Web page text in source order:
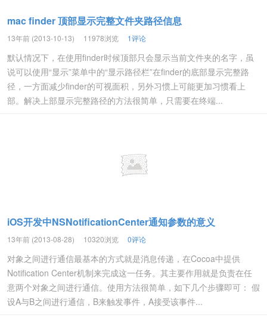
mac finder 顶部显示完整文件夹路径信息
13年前 (2013-10-13) 11978浏览 1评论
默认情况下，在使用finder时候顶部只会显示当前文件夹的名字，虽
说可以使用“显示”菜单中的“显示路径栏”在finder的底部显示完整路
径，一方面减少finder的可视面积，另外习惯上可能更加习惯看上
部。解决上部显示完整路径的方法很简单，只需要在终端...
iOS开发中NSNotificationCenter通知参数的意义
13年前 (2013-08-28) 10320浏览 0评论
对象之间进行通信最基本的方式就是消息传递，在Cocoa中提供
Notification Center机制来完成这一任务。其主要作用就是负责在任
意两个对象之间进行通信。使用方法很简单，如下几个步骤即可： 假
设A与B之间进行通信，B来触发事件，A接受该事件...